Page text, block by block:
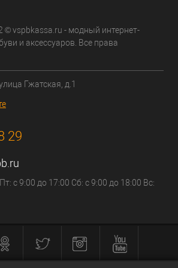
© vspbkassa.ru - модный интернет-
и аксессуаров. Все права
Гжатская, д.1
29
с 9:00 до 17:00 Сб: с 9:00 до 18:00 Вс: